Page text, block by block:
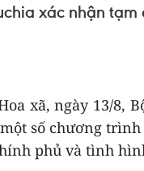
xác nhận
xã, ngày 13/8,
số chương
phủ và tình